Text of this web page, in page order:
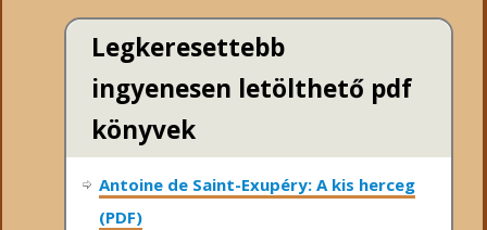
Legkeresettebb
ingyenesen letölthető pdf
könyvek
Antoine de Saint-Exupéry: A kis herceg
(PDF)